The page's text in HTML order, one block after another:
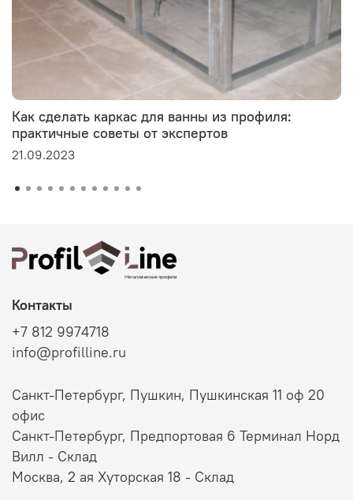
Как сделать каркас для ванны из профиля:
практичные советы от экспертов
21.09.2023
Контакты
+7 812 9974718
info@profilline.ru
Санкт-Петербург, Пушкин, Пушкинская 11 оф 20
офис
Санкт-Петербург, Предпортовая 6 Терминал Норд
Вилл - Склад
Москва, 2 ая Хуторская 18 - Склад